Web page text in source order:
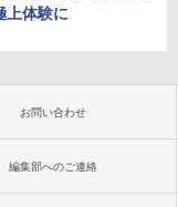
上体験に
お問い合わせ
編集部へのご連絡